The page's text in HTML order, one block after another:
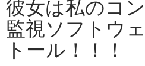
彼女は私のコ
監視ソフトウ
トール！！！